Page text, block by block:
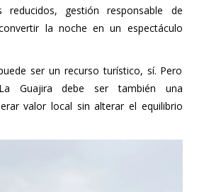
reducidos, gestión responsable de
la noche en un espectáculo
ser un recurso turístico, sí. Pero
Guajira debe ser también una
valor local sin alterar el equilibrio